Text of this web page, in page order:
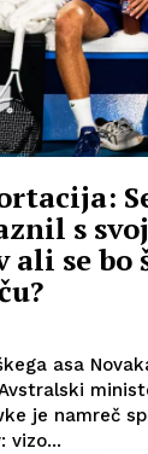
s
se bo
asa
je namreč
vizo...